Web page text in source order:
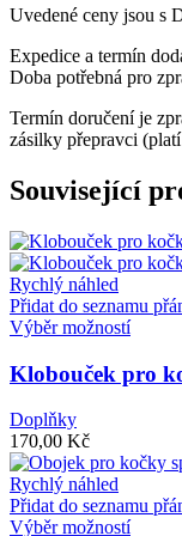
Uvedené ceny jsou s
Expedice a termín
Doba potřebná pro
Termín doručení je
zásilky přepravci
Související
Rychlý náhled
Přidat do seznamu
Výběr možnostíTento
má
více
lze
vybrat
na
stránce
Klobouček pro
Doplňky
170,00 Kč
Rychlý náhled
Přidat do seznamu
Výběr možnostíTento